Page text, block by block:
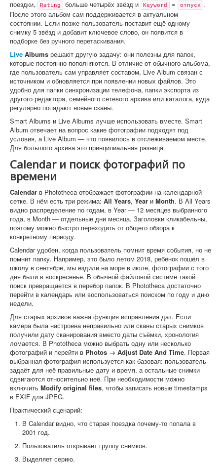
поездки,
Rating больше четырёх звёзд и Keyword = отпуск .
После этого альбом сам поддерживается в актуальном
состоянии. Если позже пользователь поставит ещё одному
снимку 5 звёзд и добавит ключевое слово, он появится в
подборке без ручного перетаскивания.
Live Albums решают другую задачу: они полезны для папок,
которые постоянно пополняются. В отличие от обычного альбома,
где пользователь сам управляет составом, Live Album связан с
источником и обновляется при появлении новых файлов. Это
удобно для папки синхронизации телефона, папки экспорта из
другого редактора, семейного сетевого архива или каталога, куда
регулярно попадают новые сканы.
Smart Albums и Live Albums лучше использовать вместе. Smart
Album отвечает на вопрос какие фотографии подходят под
условия, а Live Album — что появилось в отслеживаемом месте.
Для большого архива это принципиальная разница.
Calendar и поиск фотографий по
времени
Calendar в Phototheca отображает фотографии на календарной
сетке. В нём есть три режима: All Years, Year и Month. В All Years
видно распределение по годам, в Year — 12 месяцев выбранного
года, в Month — отдельные дни месяца. Заголовки кликабельны,
поэтому можно быстро переходить от общего обзора к
конкретному периоду.
Calendar удобен, когда пользователь помнит время события, но не
помнит папку. Например, это было летом 2018, ребёнок пошёл в
школу в сентябре, мы ездили на море в июле, фотографии с того
дня были в воскресенье. В обычной файловой системе такой
поиск превращается в перебор папок. В Phototheca достаточно
перейти в календарь или воспользоваться поиском по году и дню
недели.
Для старых архивов важна функция исправления дат. Если
камера была настроена неправильно или сканы старых снимков
получили дату сканирования вместо даты съёмки, хронология
ломается. В Phototheca можно выбрать одну или несколько
фотографий и перейти в Photos → Adjust Date And Time. Первая
выбранная фотография используется как базовая: пользователь
задаёт для неё правильные дату и время, а остальные снимки
сдвигаются относительно неё. При необходимости можно
включить Modify original files, чтобы записать новые timestamps
в EXIF для JPEG.
Практический сценарий:
В Calendar видно, что старая поездка почему-то попала в
2001 год.
Пользователь открывает группу снимков.
Выделяет серию.